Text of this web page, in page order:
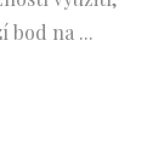
bod na ...